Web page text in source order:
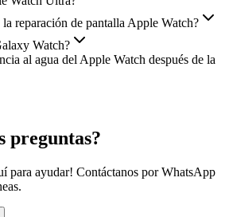
reparación de pantalla Apple Watch?
Watch?
al agua del Apple Watch después de la
preguntas?
para ayudar! Contáctanos por WhatsApp